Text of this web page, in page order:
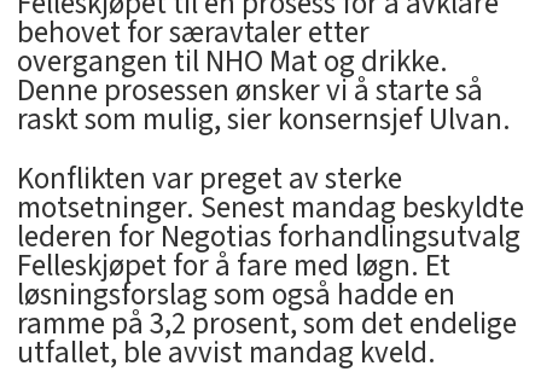
behovet for særavtaler etter
overgangen til NHO Mat og drikke.
Denne prosessen ønsker vi å starte så
raskt som mulig, sier konsernsjef Ulvan.
Konflikten var preget av sterke
motsetninger. Senest mandag beskyldte
lederen for Negotias forhandlingsutvalg
Felleskjøpet for å fare med løgn. Et
løsningsforslag som også hadde en
ramme på 3,2 prosent, som det endelige
utfallet, ble avvist mandag kveld.